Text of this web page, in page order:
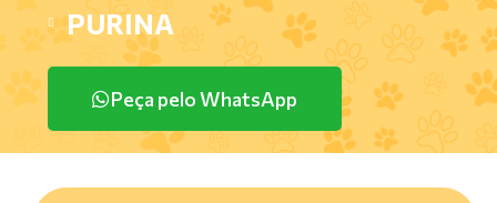
PURINA
Peça pelo WhatsApp